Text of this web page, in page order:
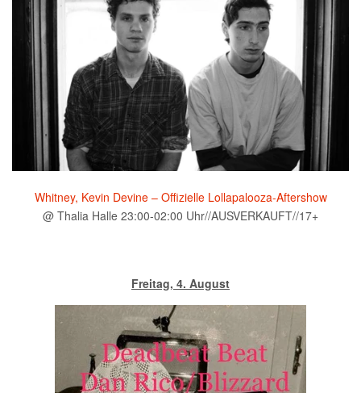
Whitney, Kevin Devine – Offizielle Lollapalooza-Aftershow
@ Thalia Halle 23:00-02:00 Uhr//AUSVERKAUFT//17+
Freitag, 4. August